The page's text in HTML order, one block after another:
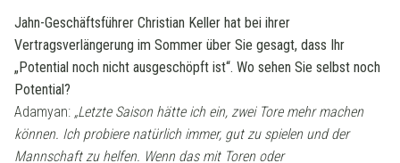
Jahn-Geschäftsführer Christian Keller hat bei ihrer
Vertragsverlängerung im Sommer über Sie gesagt, dass Ihr
„Potential noch nicht ausgeschöpft ist“. Wo sehen Sie selbst noch
Potential?
Adamyan: „Letzte Saison hätte ich ein, zwei Tore mehr machen
können. Ich probiere natürlich immer, gut zu spielen und der
Mannschaft zu helfen. Wenn das mit Toren oder